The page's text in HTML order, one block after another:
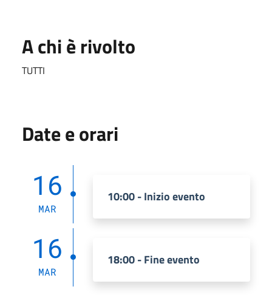
A chi è rivolto
TUTTI
Date e orari
16
MAR
10:00 - Inizio evento
16
MAR
18:00 - Fine evento